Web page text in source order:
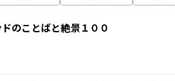
のことばと絶景１００